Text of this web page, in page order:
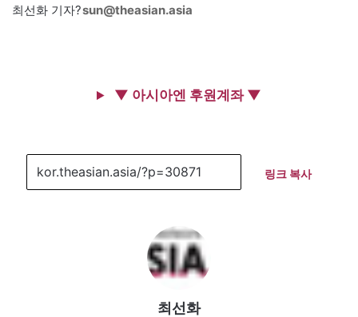
최선화 기자?sun@theasian.asia
▼ 아시아엔 후원계좌 ▼
링크 복사
최선화